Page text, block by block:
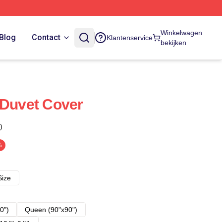
Contact Klantenservice
Winkelwagen
bekijken
Cover
Queen (90"x90")